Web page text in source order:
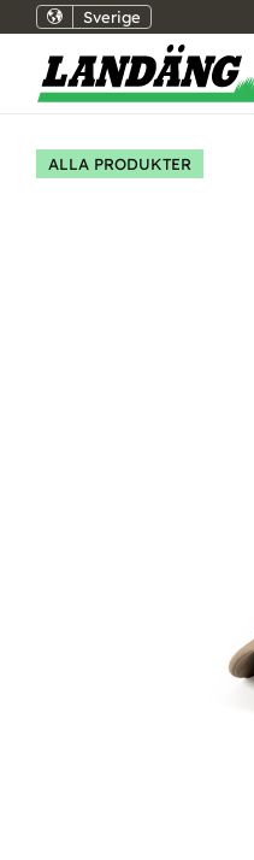
Sverige
ALLA PRODUKTER